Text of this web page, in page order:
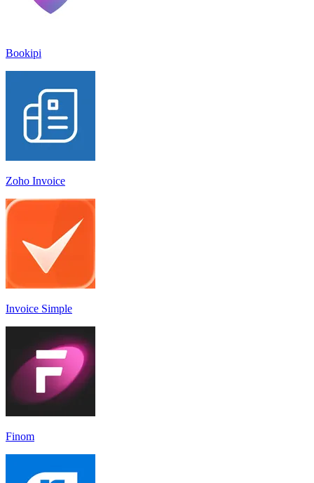
Bookipi
Zoho Invoice
Invoice Simple
Finom